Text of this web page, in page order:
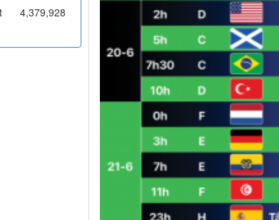
4,379,928